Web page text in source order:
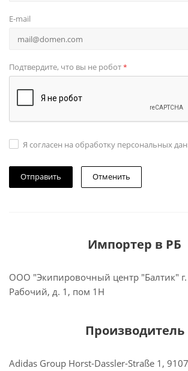
E-mail
Подтвердите, что вы не робот*
Я согласен на обработку персональных
Отменить
Импортер в РБ
ООО "Экипировочный центр "Балтик"
Рабочий, д. 1, пом 1Н
Производитель
Adidas Group Horst-Dassler-Straße 1,